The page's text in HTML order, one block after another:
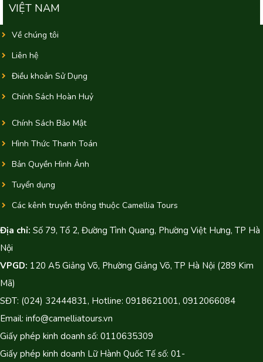
VIỆT NAM
Về chúng tôi
Liên hệ
Điều khoản Sử Dụng
Chính Sách Hoàn Huỷ
Chính Sách Bảo Mật
Hình Thức Thanh Toán
Bản Quyền Hình Ảnh
Tuyển dụng
Các kênh truyền thông thuộc Camellia Tours
Địa chỉ: Số 79, Tổ 2, Đường Tình Quang, Phường Việt Hưng, TP Hà
Nội
VPGD: 120 A5 Giảng Võ, Phường Giảng Võ, TP Hà Nội (289 Kim
Mã)
SĐT: (024) 32444831, Hotline: 0918621001, 0912066084
Email: info@camelliatours.vn
Giấy phép kinh doanh số: 0110635309
Giấy phép kinh doanh Lữ Hành Quốc Tế số: 01-